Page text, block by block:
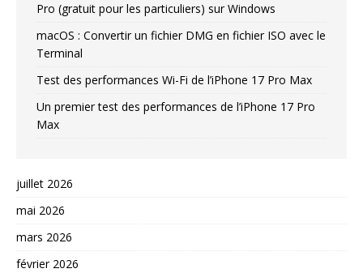
Pro (gratuit pour les particuliers) sur Windows
macOS : Convertir un fichier DMG en fichier ISO avec le
Terminal
Test des performances Wi-Fi de l’iPhone 17 Pro Max
Un premier test des performances de l’iPhone 17 Pro
Max
juillet 2026
mai 2026
mars 2026
février 2026